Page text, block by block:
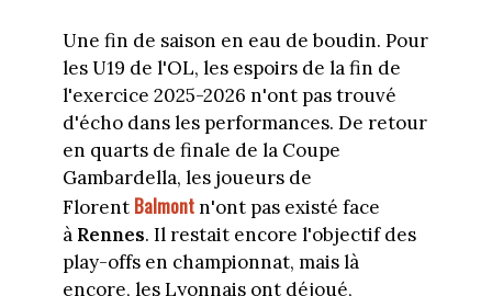
Une fin de saison en eau de boudin. Pour
les U19 de l'OL, les espoirs de la fin de
l'exercice 2025-2026 n'ont pas trouvé
d'écho dans les performances. De retour
en quarts de finale de la Coupe
Gambardella, les joueurs de
Florent Balmont n'ont pas existé face
à Rennes. Il restait encore l'objectif des
play-offs en championnat, mais là
encore, les Lyonnais ont déjoué,